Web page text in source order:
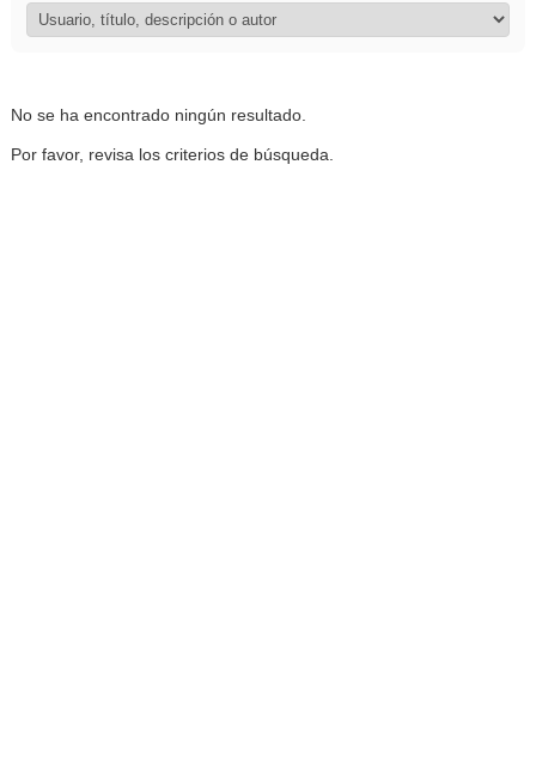
No se ha encontrado ningún resultado.
Por favor, revisa los criterios de búsqueda.